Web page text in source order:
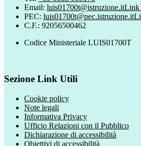
Email: luis01700t@istruzione.itLink
PEC: luis01700t@pec.istruzione.it
C.F.: 92056500462
Codice Ministeriale LUIS01700T
Sezione Link Utili
Cookie policy
Note legali
Informativa Privacy
Ufficio Relazioni con il Pubblico
Dichiarazione di accessibilità
Obiettivi di accessibilità